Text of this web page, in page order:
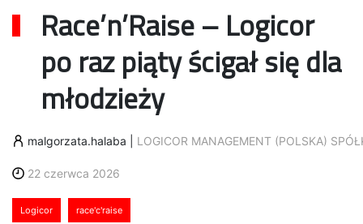
Race’n’Raise – Logicor
po raz piąty ścigał się dla
młodzieży
malgorzata.halaba LOGICOR MANAGEMENT (POLSKA)
22 czerwca 2026
Logicor race'c'raise